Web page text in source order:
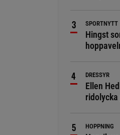
SPORTNYTT
Hingst
DRESSYR
Ellen
HOPPNING